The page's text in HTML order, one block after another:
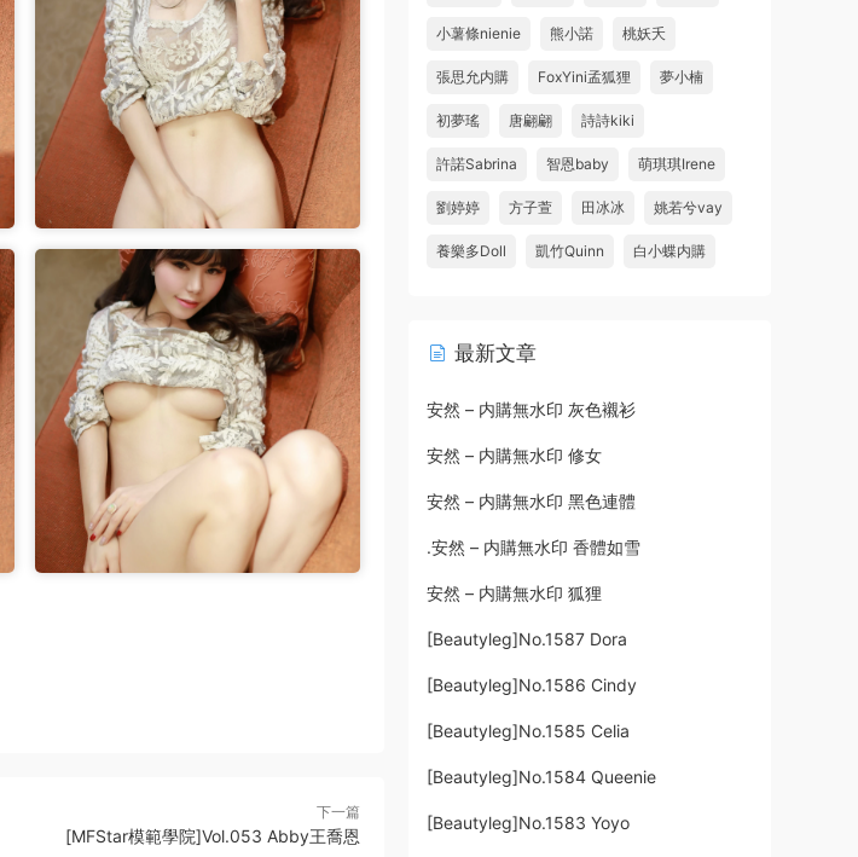
下一篇
[MFStar模範學院]Vol.053 Abby王喬恩
小薯條nienie 熊小諾 桃妖夭
張思允内購 FoxYini孟狐狸 夢小楠
初夢瑤 唐翩翩 詩詩kiki
許諾Sabrina 智恩baby 萌琪琪Irene
劉婷婷 方子萱 田冰冰 姚若兮vay
養樂多Doll 凱竹Quinn 白小蝶内購
最新文章
安然 – 内購無水印 灰色襯衫
安然 – 内購無水印 修女
安然 – 内購無水印 黑色連體
.安然 – 内購無水印 香體如雪
安然 – 内購無水印 狐狸
[Beautyleg]No.1587 Dora
[Beautyleg]No.1586 Cindy
[Beautyleg]No.1585 Celia
[Beautyleg]No.1584 Queenie
[Beautyleg]No.1583 Yoyo